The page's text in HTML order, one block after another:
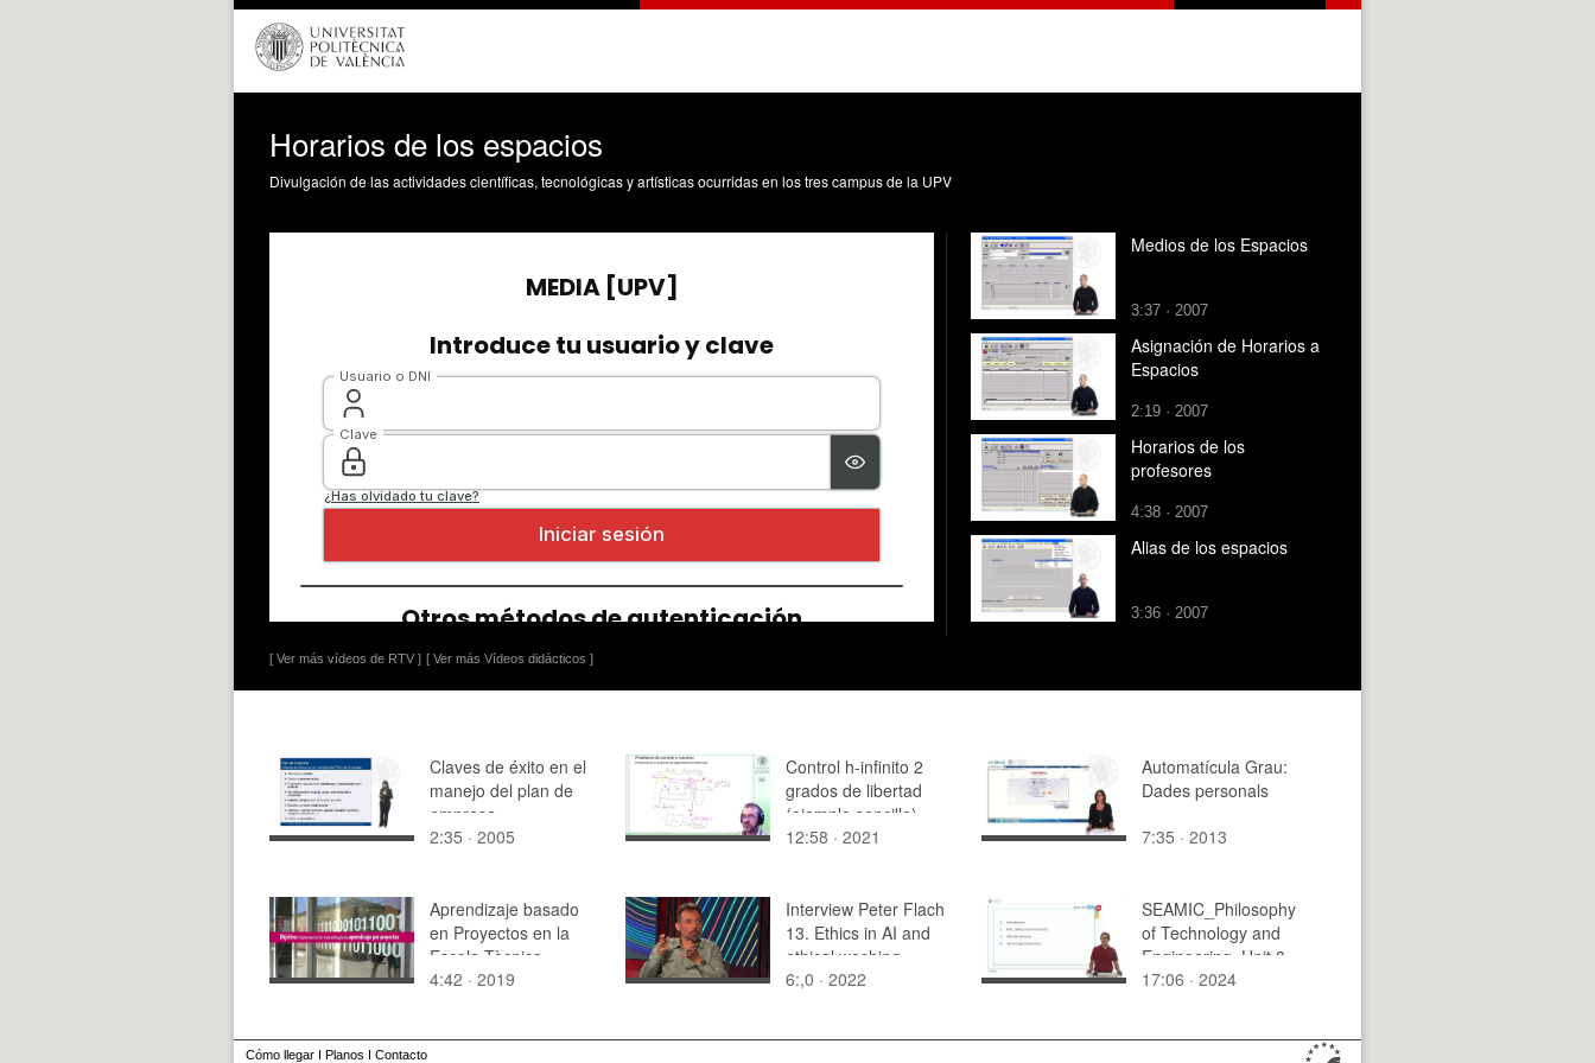
Horarios de los espacios
Divulgación de las actividades científicas, tecnológicas y artísticas ocurridas en los tres campus de la UPV
[ Ver más vídeos de RTV ] [ Ver más Vídeos didácticos ]
Medios de los Espacios
3:37 · 2007
Asignación de Horarios a
Espacios
2:19 · 2007
Horarios de los
profesores
4:38 · 2007
Alias de los espacios
3:36 · 2007
Claves de éxito en el
manejo del plan de
empresa
2:35 · 2005
Control h-infinito 2
grados de libertad
(ejemplo sencillo)
12:58 · 2021
Automatícula Grau:
Dades personals
7:35 · 2013
Aprendizaje basado
en Proyectos en la
Escola Tècnica
Superior d'Enginyería
4:42 · 2019
Interview Peter Flach
13. Ethics in AI and
ethical washing
6:,0 · 2022
SEAMIC_Philosophy
of Technology and
Engineering. Unit 8.
Risk and Technology
17:06 · 2024
Cómo llegar I Planos I Contacto